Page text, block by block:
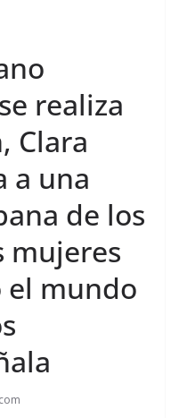
realiza
Clara
a una
de los
mujeres
el mundo